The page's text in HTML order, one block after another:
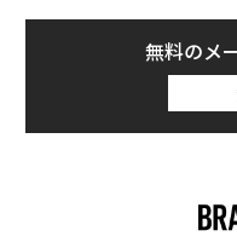
れたxAIの人工知能事業
る帝国であり、それぞ
持つ。以下では、同社
企業価値評価、IPO後
始前に個人投資家が検
スペースXの歴史
無料のメ